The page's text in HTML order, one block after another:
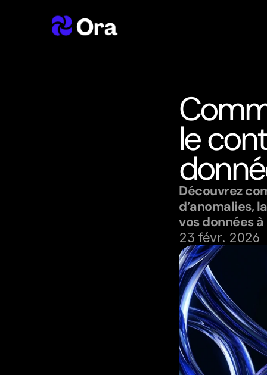
le
Découvrez
d’anomalies,
vos données
23 févr. 2026